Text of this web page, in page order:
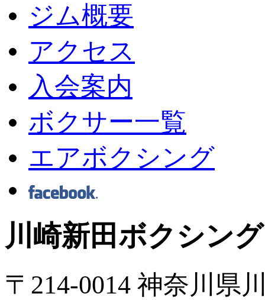
ジム概要
アクセス
入会案内
ボクサー一覧
エアボクシング
川崎新田ボクシン
〒214-0014 神奈川県